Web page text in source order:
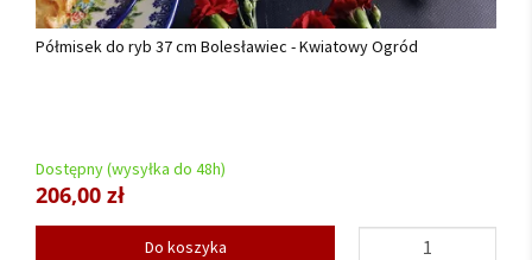
Półmisek do ryb 37 cm Bolesławiec - Kwiatowy Ogród
Dostępny (wysyłka do 48h)
206,00 zł
Do koszyka